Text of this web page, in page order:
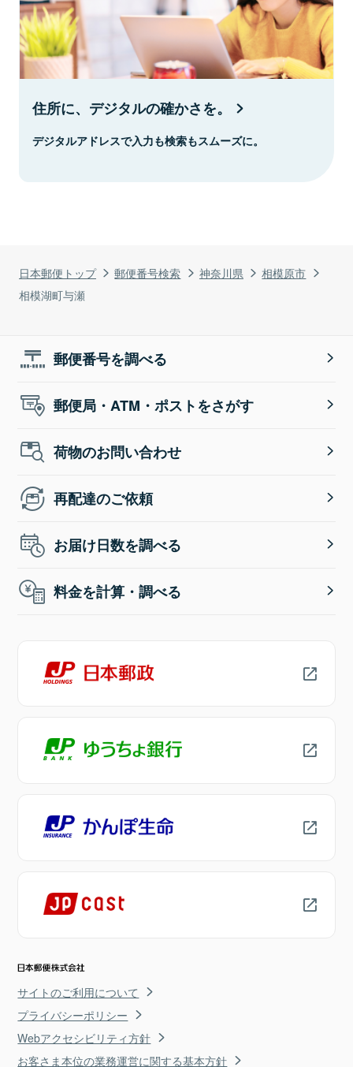
日本郵便トップ 郵便番号検索 神奈川県
相模原市
相模湖町与瀬
住所に、デジタルの確かさを。
デジタルアドレスで入力も検索もスムーズに。
郵便番号を調べる
郵便局・ATM・ポストをさがす
荷物のお問い合わせ
再配達のご依頼
お届け日数を調べる
料金を計算・調べる
サイトのご利用について
プライバシーポリシー
Webアクセシビリティ方針
お客さま本位の業務運営に関する基本方針